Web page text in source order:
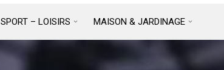
SPORT – LOISIRS MAISON & JARDINAGE